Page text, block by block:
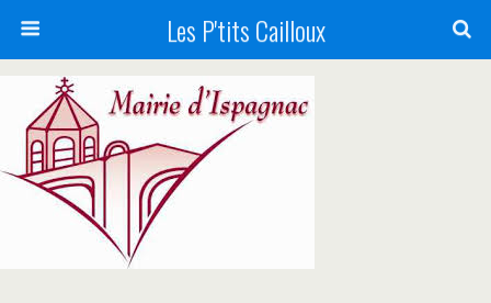
Les P'tits Cailloux